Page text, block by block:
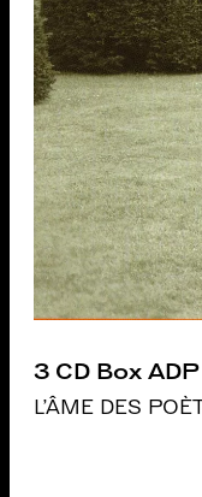
3 CD Box ADP
L'ÂME DES